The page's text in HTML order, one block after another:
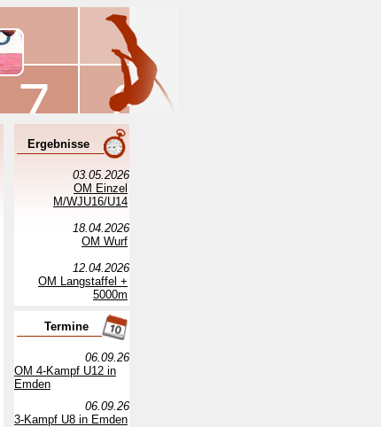
Ergebnisse
03.05.2026
OM Einzel
M/WJU16/U14
18.04.2026
OM Wurf
12.04.2026
OM Langstaffel +
5000m
Termine
06.09.26
OM 4-Kampf U12 in
Emden
06.09.26
3-Kampf U8 in Emden